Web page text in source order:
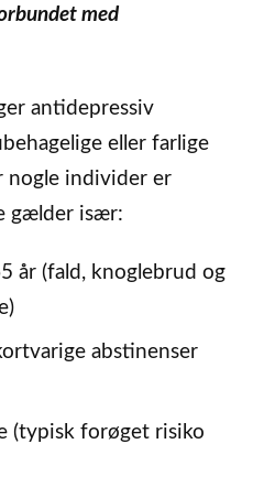
med
antidepressiv
eller farlige
nogle individer er
gælder især:
år (fald, knoglebrud og
abstinenser
(typisk forøget risiko